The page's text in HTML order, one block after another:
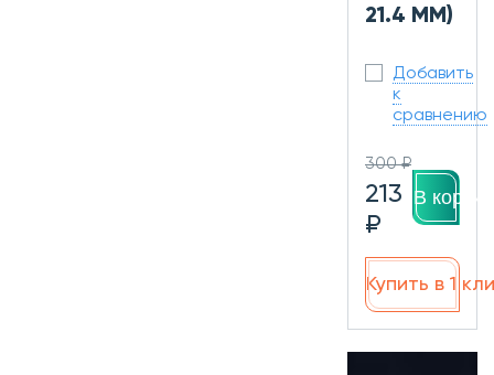
21.4 ММ)
Добавить
к
сравнению
300 ₽
213
₽
В
Купить в 1